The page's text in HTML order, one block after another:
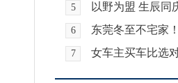
5 以野为盟 生辰同
6 东莞冬至不宅家
7 女车主买车比选